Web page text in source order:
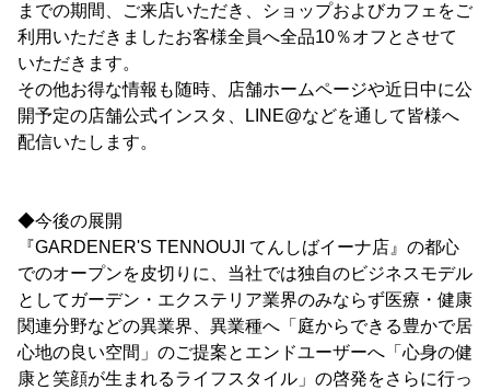
までの期間、ご来店いただき、ショップおよびカフェをご
利用いただきましたお客様全員へ全品10％オフとさせて
いただきます。
その他お得な情報も随時、店舗ホームページや近日中に公
開予定の店舗公式インスタ、LINE@などを通して皆様へ
配信いたします。
◆今後の展開
『GARDENER'S TENNOUJI てんしばイーナ店』の都心
でのオープンを皮切りに、当社では独自のビジネスモデル
としてガーデン・エクステリア業界のみならず医療・健康
関連分野などの異業界、異業種へ「庭からできる豊かで居
心地の良い空間」のご提案とエンドユーザーへ「心身の健
康と笑顔が生まれるライフスタイル」の啓発をさらに行っ